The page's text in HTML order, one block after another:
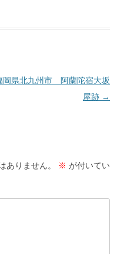
岡県北九州市 阿蘭陀宿大坂
屋跡 →
ありません。 ※ が付いてい